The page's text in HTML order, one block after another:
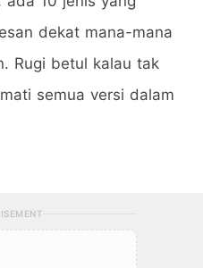
dekat mana-mana
Rugi betul kalau tak
semua versi dalam